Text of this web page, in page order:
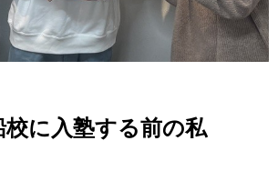
校に入塾する前の私